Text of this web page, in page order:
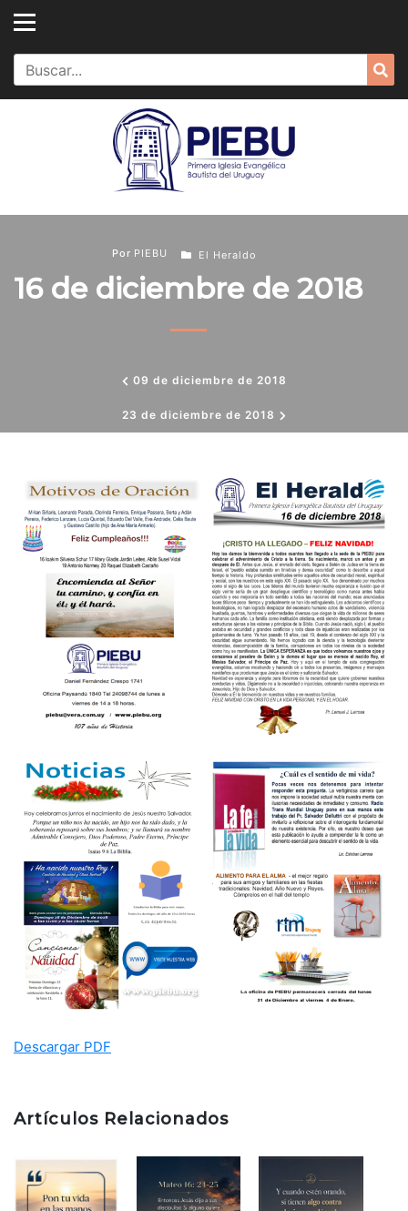
Skip
content
Search
for:
09 de diciembre de 2018
Por PIEBU El Heraldo
16 de diciembre de 2018
23 de diciembre de 2018
Descargar PDF
Artículos Relacionados